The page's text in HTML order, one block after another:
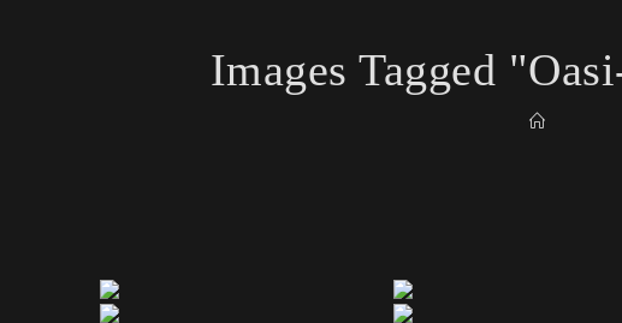
Images Tagged